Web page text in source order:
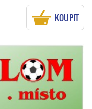
KOUPIT